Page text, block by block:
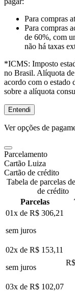
Para compras
Para compras
de 60%, com
não há taxas
*ICMS: Imposto
no Brasil. Alíquota
acordo com o estado
sobre a alíquota
Entendi
Ver opções de
Parcelamento
Cartão Luiza
Cartão de crédito
Tabela de parcelas
de crédito
Parcelas
01x de R$ 306,21
sem juros
02x de R$ 153,11
sem juros
03x de R$ 102,07